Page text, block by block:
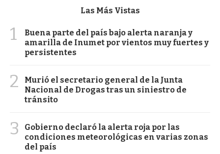
Las Más Vistas
1
Buena parte del país bajo alerta naranja y
amarilla de Inumet por vientos muy fuertes y
persistentes
2
Murió el secretario general de la Junta
Nacional de Drogas tras un siniestro de
tránsito
3
Gobierno declaró la alerta roja por las
condiciones meteorológicas en varias zonas
del país